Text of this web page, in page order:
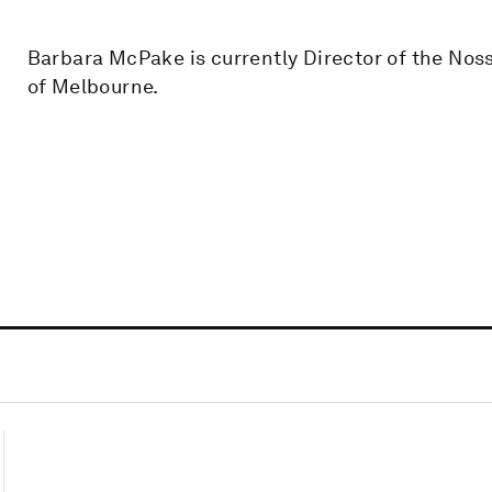
Barbara McPake is currently Director of the
of Melbourne.